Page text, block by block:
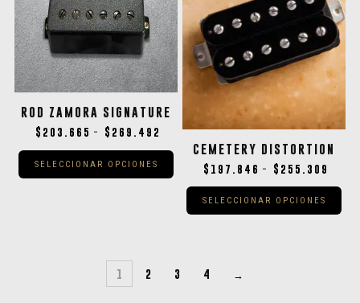
ROD ZAMORA SIGNATURE
$ 203.665 - $ 269.492
SELECCIONAR OPCIONES
CEMETERY DISTORTION
$ 197.846 - $ 255.309
SELECCIONAR OPCIONES
1 2 3 4 →